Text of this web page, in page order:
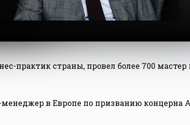
практик страны, провел более 700
в Европе по призванию концерна